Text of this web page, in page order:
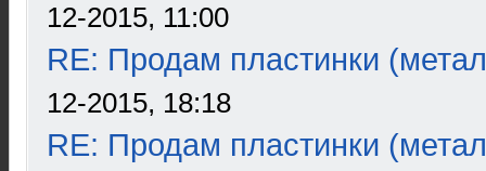
12-2015, 11:00
RE: Продам пластинки
12-2015, 18:18
RE: Продам пластинки